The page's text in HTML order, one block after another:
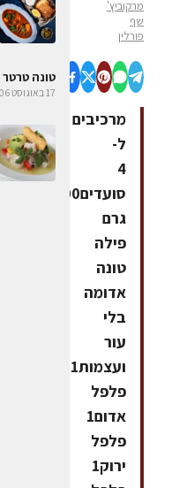
מרקוביץ'
שף
פורלין
מרכיבים
ל-
4
סועדים300
גרם
פילה
טונה
אדומה
בלי
עור
ועצמות1
פלפל
אדום1
פלפל
ירוק1
טונה טרטר
17 באוגוסט 2006